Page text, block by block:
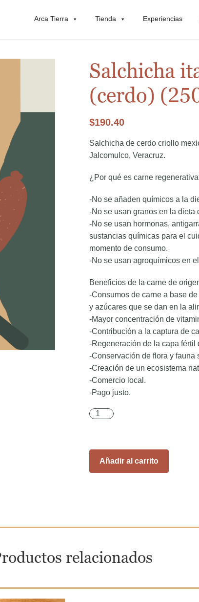
Arca Tierra Tienda Experiencias
Salchicha
(cerdo)
$190.40
Salchicha de cerdo criollo
Jalcomulco, Veracruz.
¿Por qué es carne
-No se añaden químicos a la
-No se usan granos en la dieta
-No se usan hormonas,
sustancias químicas para el
momento de consumo.
-No se usan agroquímicos en
Beneficios de la carne de
-Consumos de carne a base
y azúcares que se dan en la
-Mayor concentración de
-Contribución a la captura de
-Regeneración de la capa fértil
-Conservación de flora y fauna
-Creación de un ecosistema
-Comercio local.
-Pago justo.
Salchicha italiana picante
Añadir al carrito
relacionados